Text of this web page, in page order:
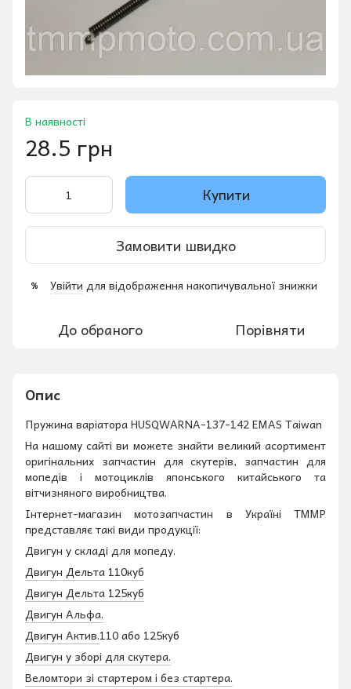
В наявності
28.5 грн
Купити
Замовити швидко
% Увійти для відображення накопичувальної знижки
До обраного Порівняти
Опис
Пружина варіатора HUSQWARNA-137-142 EMAS Taiwan
На нашому сайті ви можете знайти великий асортимент
оригінальних запчастин для скутерів, запчастин для
мопедів і мотоциклів японського китайського та
вітчизняного виробництва.
Інтернет-магазин мотозапчастин в Україні ТММР
представляє такі види продукції:
Двигун у складі для мопеду.
Двигун Дельта 110куб
Двигун Дельта 125куб
Двигун Альфа.
Двигун Актив.110 або 125куб
Двигун у зборі для скутера.
Веломтори зі стартером і без стартера.